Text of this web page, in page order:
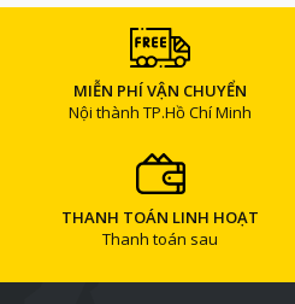
MIỄN PHÍ VẬN CHUYỂN
Nội thành TP.Hồ Chí Minh
THANH TOÁN LINH HOẠT
Thanh toán sau